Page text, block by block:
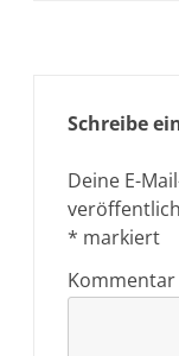
Schreibe
Deine E-
* markiert
Kommentar